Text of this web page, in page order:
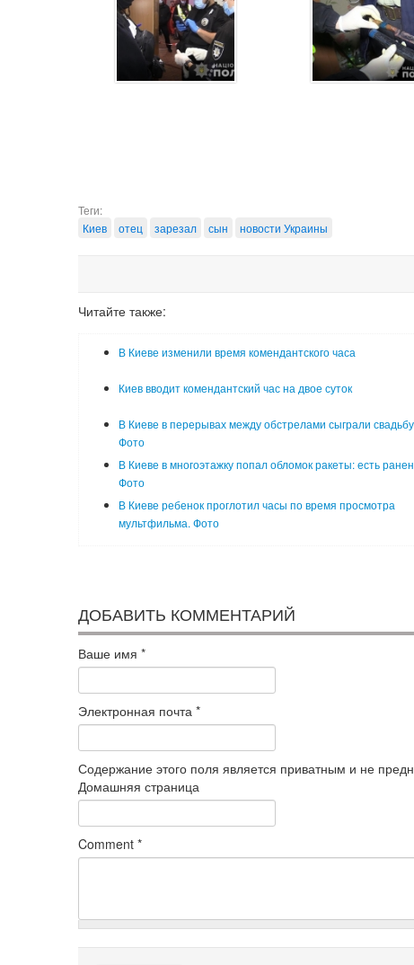
Теги:
Киев
отец зарезал сын новости Украины
Читайте также:
В Киеве изменили время комендантского часа
Киев вводит комендантский час на двое суток
В Киеве в перерывах между обстрелами сыграли
Фото
В Киеве в многоэтажку попал обломок ракеты: есть
Фото
В Киеве ребенок проглотил часы по время просмотра
мультфильма. Фото
ДОБАВИТЬ КОММЕНТАРИЙ
Ваше имя *
Электронная почта *
Содержание этого поля является приватным и не
Домашняя страница
Comment *